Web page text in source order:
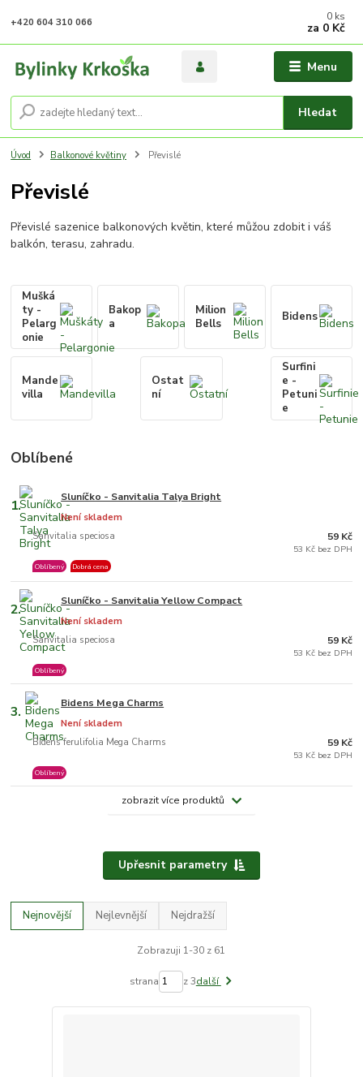
Menu
Hledat
+420 604 310 066 0 ks
za 0 Kč
Úvod Balkonové květiny Převislé
Převislé
Převislé sazenice balkonových květin, které můžou zdobit i váš
balkón, terasu, zahradu.
Mušká
ty -
Pelarg
onie
Bakop
a
Milion
Bells
Bidens
Mande
villa
Ostat
ní
Surfini
e -
Petuni
e
Oblíbené
1. Sluníčko - Sanvitalia Talya Bright
Sanvitalia speciosa
Není skladem
Oblíbený Dobrá cena
59 Kč
53 Kč bez DPH
2. Sluníčko - Sanvitalia Yellow Compact
Sanvitalia speciosa
Není skladem
Oblíbený
59 Kč
53 Kč bez DPH
3. Bidens Mega Charms
Bidens ferulifolia Mega Charms
Není skladem
Oblíbený
59 Kč
53 Kč bez DPH
zobrazit více produktů
Upřesnit parametry
Nejnovější Nejlevnější Nejdražší
Zobrazuji 1-30 z 61
strana z 3další